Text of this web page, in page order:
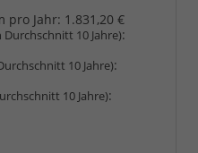
pro Jahr: 1.831,20 €
Durchschnitt 10 Jahre):
10 Jahre):
10 Jahre):